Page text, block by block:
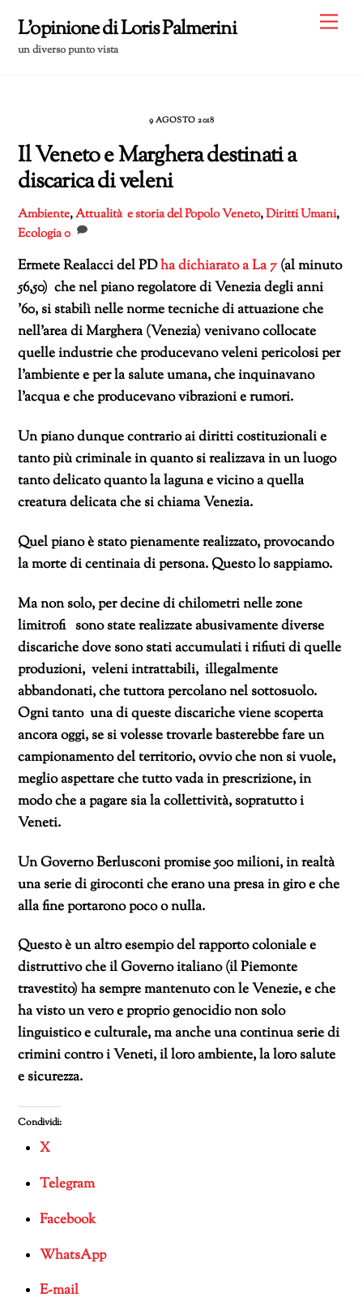
content
L'opinione di Loris Palmerini
un diverso punto vista
9 AGOSTO 2018
Il Veneto e Marghera destinati a
discarica di veleni
Ambiente,Attualità e storia del Popolo Veneto,Diritti Umani,
Ecologia0
Ermete Realacci del PDha dichiarato a La 7 (al minuto
56,50) che nel piano regolatore di Venezia degli anni
’60, si stabilì nelle norme tecniche di attuazione che
nell’area di Marghera (Venezia) venivano collocate
quelle industrie che producevano veleni pericolosi per
l’ambiente e per la salute umana, che inquinavano
l’acqua e che producevano vibrazioni e rumori.
Un piano dunque contrario ai diritti costituzionali e
tanto più criminale in quanto si realizzava in un luogo
tanto delicato quanto la laguna e vicino a quella
creatura delicata che si chiama Venezia.
Quel piano è stato pienamente realizzato, provocando
la morte di centinaia di persona. Questo lo sappiamo.
Ma non solo, per decine di chilometri nelle zone
limitrofi sono state realizzate abusivamente diverse
discariche dove sono stati accumulati i rifiuti di quelle
produzioni, veleni intrattabili, illegalmente
abbandonati, che tuttora percolano nel sottosuolo.
Ogni tanto una di queste discariche viene scoperta
ancora oggi, se si volesse trovarle basterebbe fare un
campionamento del territorio, ovvio che non si vuole,
meglio aspettare che tutto vada in prescrizione, in
modo che a pagare sia la collettività, sopratutto i
Veneti.
Un Governo Berlusconi promise 500 milioni, in realtà
una serie di giroconti che erano una presa in giro e che
alla fine portarono poco o nulla.
Questo è un altro esempio del rapporto coloniale e
distruttivo che il Governo italiano (il Piemonte
travestito) ha sempre mantenuto con le Venezie, e che
ha visto un vero e proprio genocidio non solo
linguistico e culturale, ma anche una continua serie di
crimini contro i Veneti, il loro ambiente, la loro salute
e sicurezza.
Condividi:
X
Telegram
Facebook
WhatsApp
E-mail